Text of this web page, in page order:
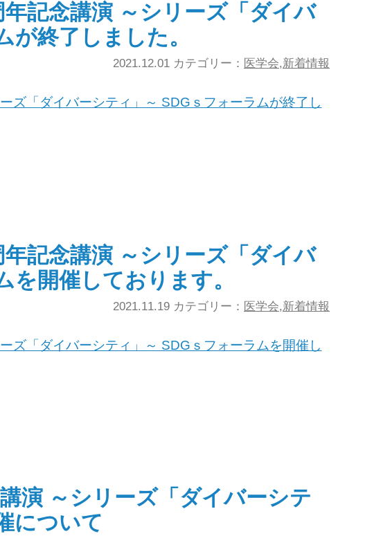
記念講演 ～シリーズ「ダイバ
が終了しました。
2021.12.01 カテゴリー： 医学会,新着情報
ズ「ダイバーシティ」～ SDGｓフォーラムが終了し
記念講演 ～シリーズ「ダイバ
を開催しております。
2021.11.19 カテゴリー： 医学会,新着情報
ズ「ダイバーシティ」～ SDGｓフォーラムを開催し
演 ～シリーズ「ダイバーシテ
について